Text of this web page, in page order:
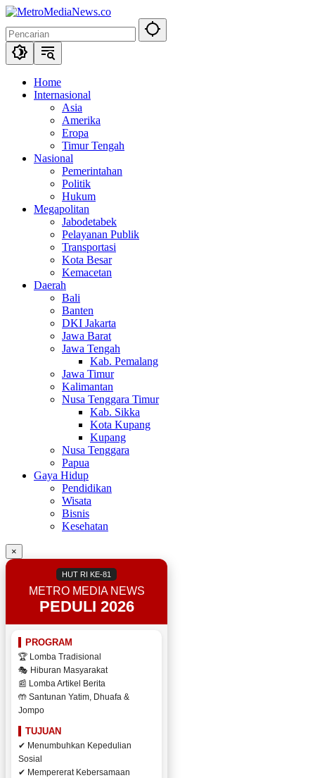
Langsung
konten
Home
Internasional
Asia
Amerika
Eropa
Timur Tengah
Nasional
Pemerintahan
Politik
Hukum
Megapolitan
Jabodetabek
Pelayanan Publik
Transportasi
Kota Besar
Kemacetan
Daerah
Bali
Banten
DKI Jakarta
Jawa Barat
Jawa Tengah
Kab. Pemalang
Jawa Timur
Kalimantan
Nusa Tenggara Timur
Kab. Sikka
Kota Kupang
Kupang
Nusa Tenggara
Papua
Gaya Hidup
Pendidikan
Wisata
Bisnis
Kesehatan
×
HUT RI KE-81
METRO MEDIA NEWS
PEDULI 2026
PROGRAM
🏆 Lomba Tradisional
🎭 Hiburan Masyarakat
📰 Lomba Artikel Berita
🤲 Santunan Yatim, Dhuafa &
Jompo
TUJUAN
✔ Menumbuhkan Kepedulian
Sosial
✔ Mempererat Kebersamaan